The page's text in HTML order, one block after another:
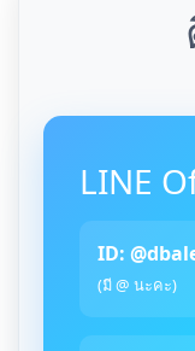
LINE
ID:
(มี @ นะคะ)